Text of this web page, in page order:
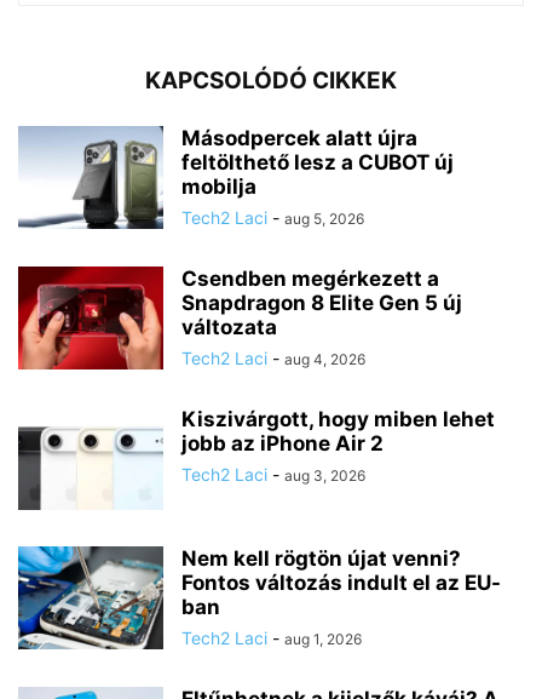
KAPCSOLÓDÓ CIKKEK
Másodpercek alatt újra
feltölthető lesz a CUBOT új
mobilja
Tech2 Laci - aug 5, 2026
Csendben megérkezett a
Snapdragon 8 Elite Gen 5 új
változata
Tech2 Laci - aug 4, 2026
Kiszivárgott, hogy miben lehet
jobb az iPhone Air 2
Tech2 Laci - aug 3, 2026
Nem kell rögtön újat venni?
Fontos változás indult el az EU-
ban
Tech2 Laci - aug 1, 2026